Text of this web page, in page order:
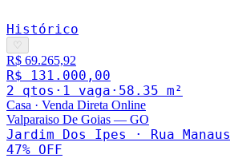
Histórico
♡
R$ 69.265,92
R$ 131.000,00
2 qtos · 1 vaga · 58.35 m²
Casa · Venda Direta Online
Valparaiso De Goias — GO
Jardim Dos Ipes · Rua Manaus
47% OFF